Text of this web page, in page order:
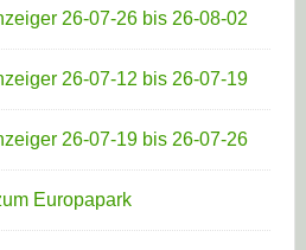
26-07-26 bis 26-08-02
26-07-12 bis 26-07-19
26-07-19 bis 26-07-26
Europapark